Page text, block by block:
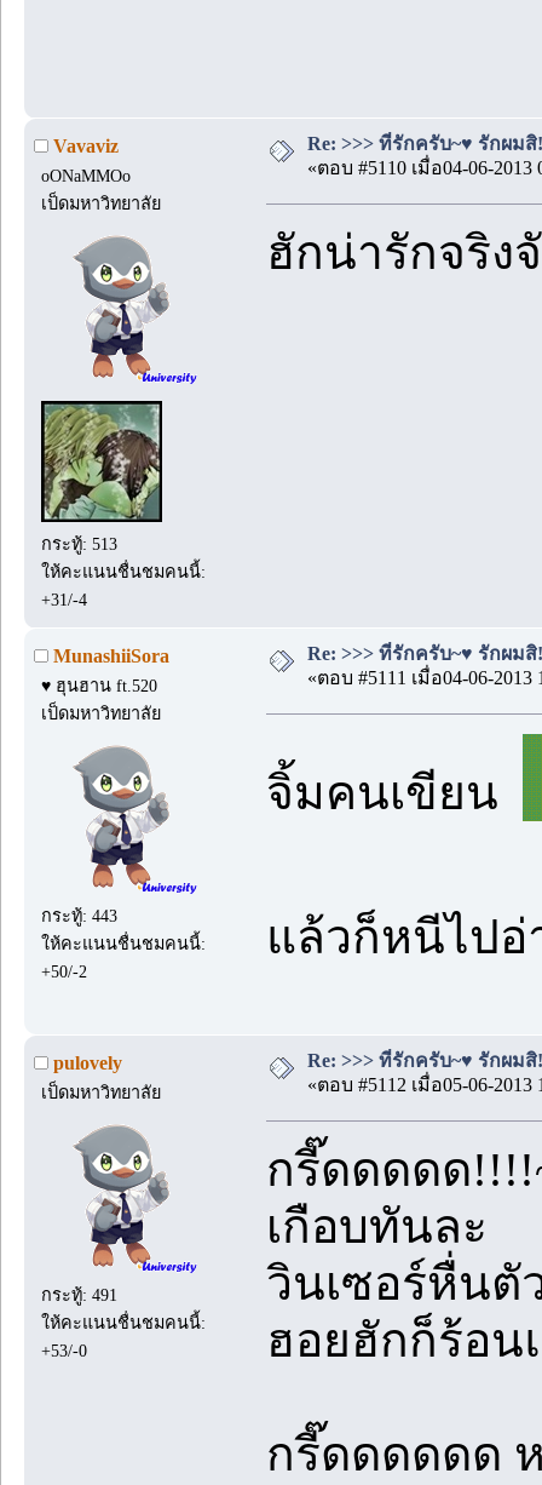
Vavaviz
oONaMMOo
เป็ดมหาวิทยาลัย
กระทู้: 513
ให้คะแนนชื่นชมคนนี้:
+31/-4
Re: >>> ที่รักครับ~♥ รักผมสิ
«ตอบ #5110 เมื่อ04-06-2013
ฮักน่ารักจริงจั
MunashiiSora
♥ ฮุนฮาน ft.520
เป็ดมหาวิทยาลัย
กระทู้: 443
ให้คะแนนชื่นชมคนนี้:
+50/-2
Re: >>> ที่รักครับ~♥ รักผมสิ
«ตอบ #5111 เมื่อ04-06-2013
จิ้มคนเขียน
แล้วก็หนีไป
pulovely
เป็ดมหาวิทยาลัย
กระทู้: 491
ให้คะแนนชื่นชมคนนี้:
+53/-0
Re: >>> ที่รักครับ~♥ รักผมสิ
«ตอบ #5112 เมื่อ05-06-2013
กรี๊ดดดดด
เกือบทันละ
วินเซอร์หื่นตั
ฮอยฮักก็ร้อน
กรี๊ดดดดดด